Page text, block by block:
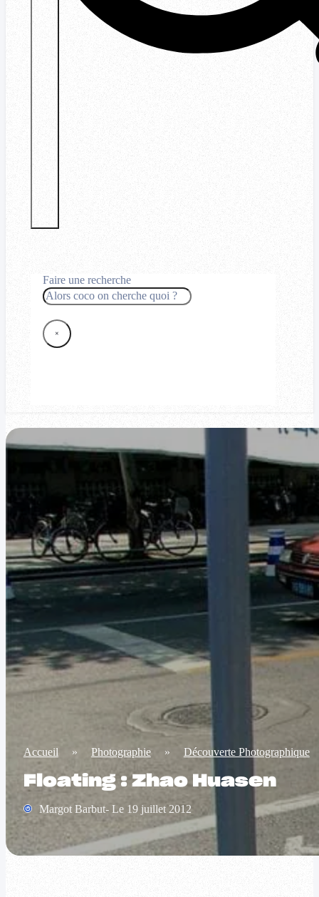
Faire une recherche
Rechercher
×
Accueil » Photographie » Découverte Photographique
Floating : Zhao Huasen
Margot Barbut- Le 19 juillet 2012